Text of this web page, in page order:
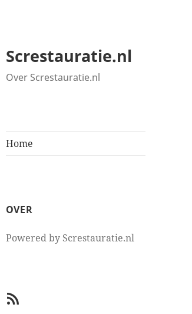
Screstauratie.nl
Over Screstauratie.nl
Home
OVER
Powered by Screstauratie.nl
RSS